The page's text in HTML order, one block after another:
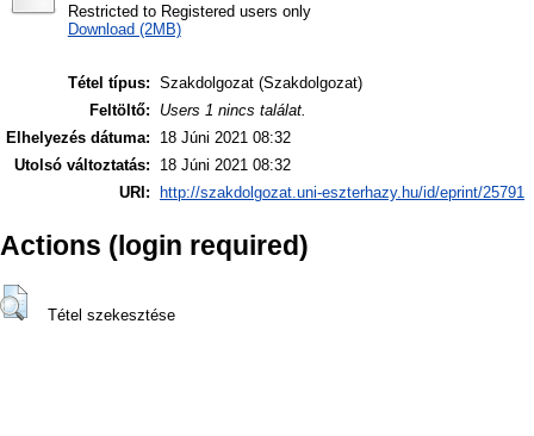
Restricted to Registered users only
Download (2MB)
Tétel típus: Szakdolgozat (Szakdolgozat)
Feltöltő:
Users 1 nincs találat.
Elhelyezés dátuma:
18 Júni 2021 08:32
Utolsó változtatás:
18 Júni 2021 08:32
URI:
http://szakdolgozat.uni-eszterhazy.hu/id/eprint/25791
Actions (login required)
Tétel szekesztése